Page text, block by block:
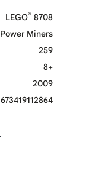
LEGO® 8708
Power Miners
259
8+
2009
673419112864